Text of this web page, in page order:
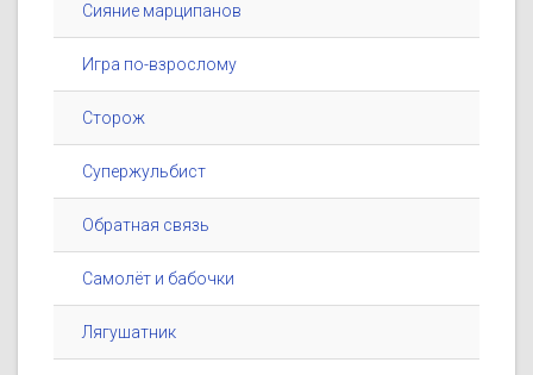
Сияние марципанов
Игра по-взрослому
Сторож
Супержульбист
Обратная связь
Самолёт и бабочки
Лягушатник